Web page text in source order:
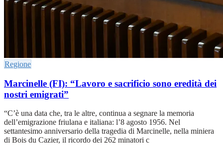
Regione
Marcinelle (FI): “Lavoro e sacrificio sono eredità dei
nostri emigrati”
“C’è una data che, tra le altre, continua a segnare la memoria
dell’emigrazione friulana e italiana: l’8 agosto 1956. Nel
settantesimo anniversario della tragedia di Marcinelle, nella miniera
di Bois du Cazier, il ricordo dei 262 minatori c